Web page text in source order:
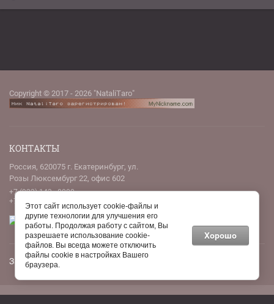
Copyright © 2017 - 2026 "NataliTaro"
КОНТАКТЫ
Россия, 620075 г. Екатеринбург, ул.
Розы Люксембург 22, офис 602
+7 (922) 143 - 8000
+7 (912) 046 - 1409
Заказ, разработка, создание сайтов
Этот сайт использует cookie-файлы и
другие технологии для улучшения его
работы. Продолжая работу с сайтом, Вы
разрешаете использование cookie-
файлов. Вы всегда можете отключить
файлы cookie в настройках Вашего
браузера.
Хорошо